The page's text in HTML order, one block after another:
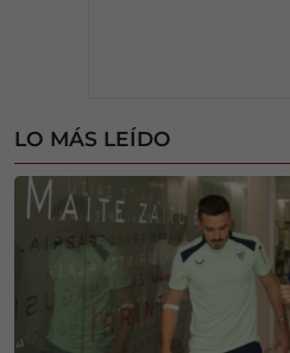
LO MÁS LEÍDO